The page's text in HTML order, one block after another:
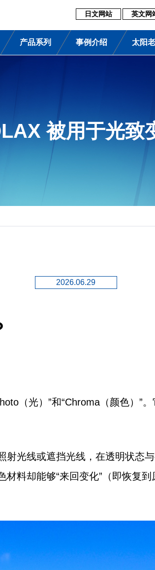
日文网站 英文网
产品系列 事例介绍 太阳
被用于光致
2026.06.29
（光）”和“Chroma（颜色）”
射光线或遮挡光线，在透明状态
料却能够“来回变化”（即恢复